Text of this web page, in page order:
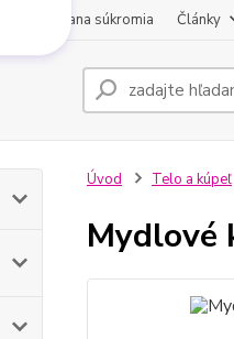
Ochrana súkromia Články
Úvod Telo a kúpeľ
Mydlové
si tú